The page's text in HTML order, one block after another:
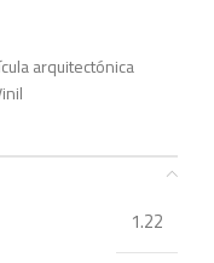
arquitectónica
1.22